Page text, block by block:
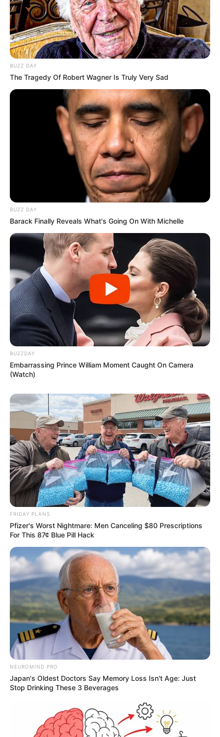
BUZZ DAY
The Tragedy Of Robert Wagner Is Truly Very Sad
BUZZ DAY
Barack Finally Reveals What's Going On With Michelle
BUZZDAY
Embarrassing Prince William Moment Caught On Camera
(Watch)
FRIDAY PLANS
Pfizer's Worst Nightmare: Men Canceling $80 Prescriptions
For This 87¢ Blue Pill Hack
NEUROMIND PRO
Japan's Oldest Doctors Say Memory Loss Isn't Age: Just
Stop Drinking These 3 Beverages